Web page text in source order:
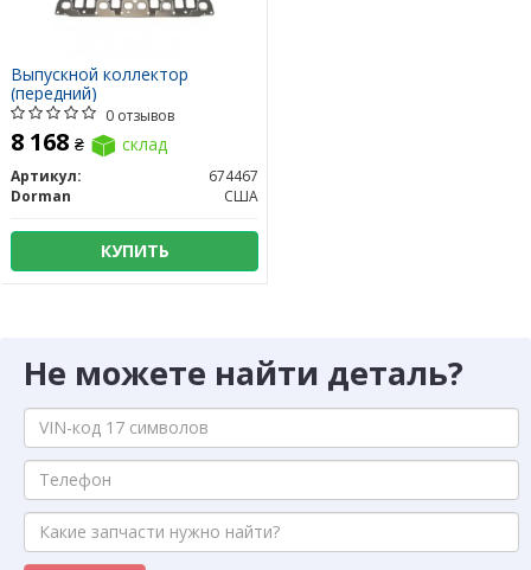
Выпускной коллектор
(передний)
0 отзывов
8 168 ₴ склад
Артикул:
674467
Dorman
США
КУПИТЬ
Не можете найти деталь?